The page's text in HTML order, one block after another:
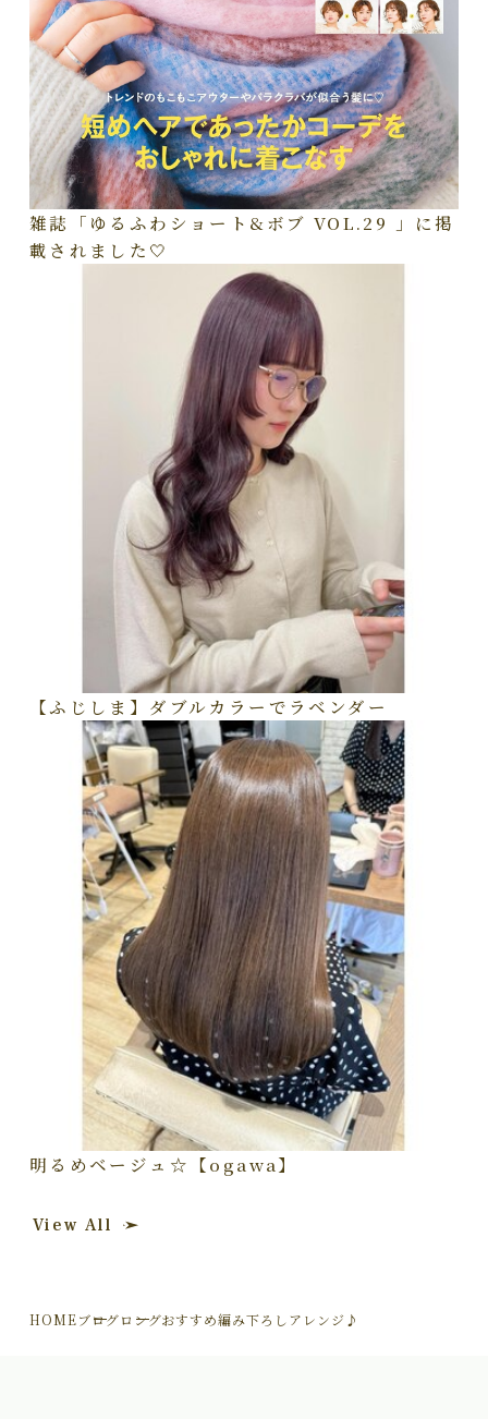
雑誌「ゆるふわショート&ボブ VOL.29 」に掲
載されました🤍
【ふじしま】ダブルカラーでラベンダー
明るめベージュ☆【ogawa】
View All
HOMEブログロングおすすめ編み下ろしアレンジ♪